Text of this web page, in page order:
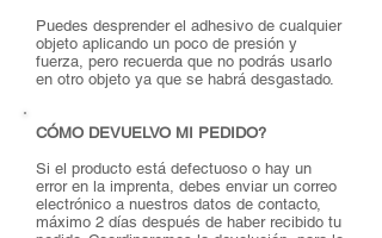
Puedes desprender el adhesivo de cualquier
objeto aplicando un poco de presión y
fuerza, pero recuerda que no podrás usarlo
en otro objeto ya que se habrá desgastado.
CÓMO DEVUELVO MI PEDIDO?
Si el producto está defectuoso o hay un
error en la imprenta, debes enviar un correo
electrónico a nuestros datos de contacto,
máximo 2 días después de haber recibido tu